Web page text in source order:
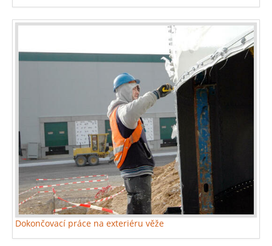
Dokončovací práce na exteriéru věže